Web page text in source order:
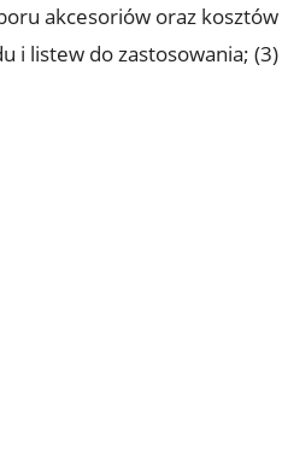
akcesoriów oraz kosztów
i listew do zastosowania; (3)